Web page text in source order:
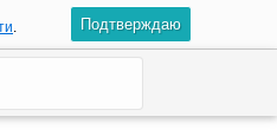
. Подтверждаю